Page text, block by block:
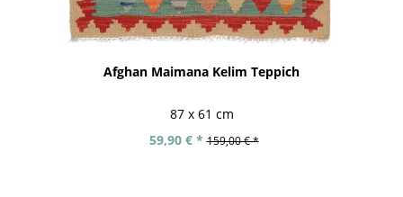
Afghan Maimana Kelim Teppich
87 x 61 cm
59,90 € * 159,00 € *